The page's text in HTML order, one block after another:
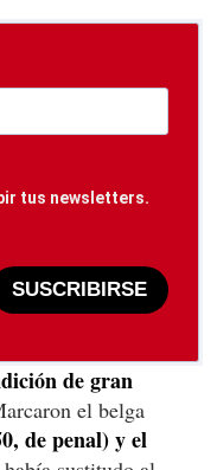
tus newsletters.
SUSCRIBIRSE
de gran
el belga
de penal) y el